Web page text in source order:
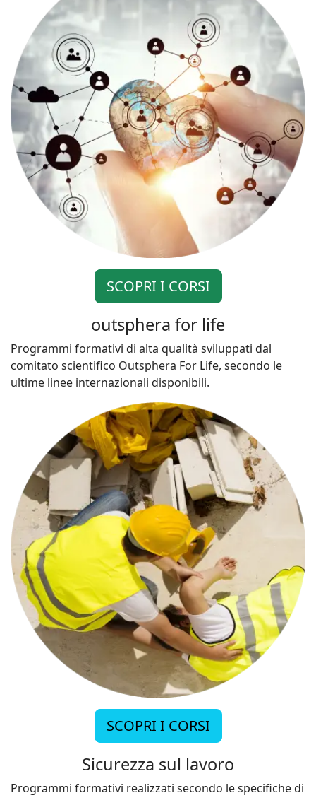
SCOPRI I CORSI
outsphera for life
Programmi formativi di alta qualità sviluppati dal
comitato scientifico Outsphera For Life, secondo le
ultime linee internazionali disponibili.
SCOPRI I CORSI
Sicurezza sul lavoro
Programmi formativi realizzati secondo le specifiche di